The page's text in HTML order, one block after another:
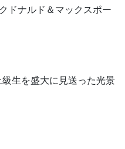
ドナルド＆マックスポー
生を盛大に見送った光景